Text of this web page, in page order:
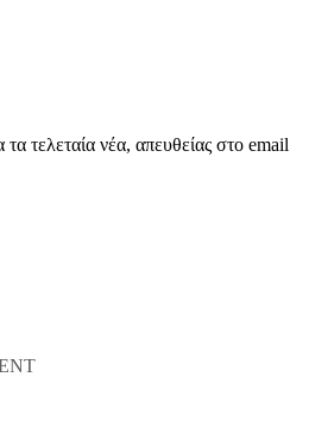
τελεταία νέα, απευθείας στο email